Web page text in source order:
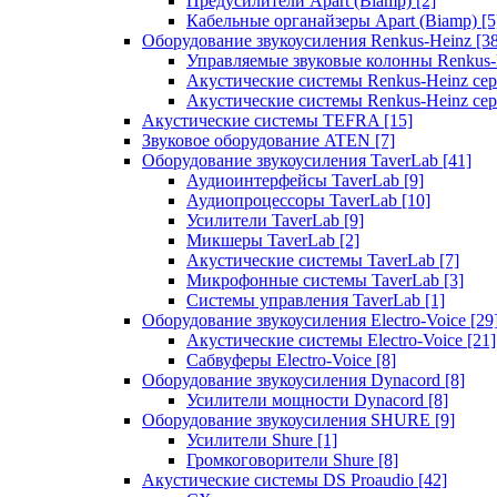
Кабельные органайзеры Apart (Biamp)
Оборудование звукоусиления Renkus-Heinz
Управляемые звуковые колонны
Акустические системы Renkus-Heinz
Акустические системы Renkus-Heinz
Акустические системы TEFRA [15]
Звуковое оборудование ATEN [7]
Оборудование звукоусиления TaverLab [41]
Аудиоинтерфейсы TaverLab [9]
Аудиопроцессоры TaverLab [10]
Усилители TaverLab [9]
Микшеры TaverLab [2]
Акустические системы TaverLab [7]
Микрофонные системы TaverLab [3]
Системы управления TaverLab [1]
Оборудование звукоусиления Electro-Voice
Акустические системы Electro-Voice [21]
Сабвуферы Electro-Voice [8]
Оборудование звукоусиления Dynacord [8]
Усилители мощности Dynacord [8]
Оборудование звукоусиления SHURE [9]
Усилители Shure [1]
Громкоговорители Shure [8]
Акустические системы DS Proaudio [42]